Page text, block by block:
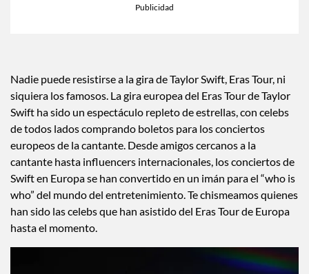
00:00Tiempo transcurrido: 0 segundos 00:39
Nadie puede resistirse a la gira de Taylor Swift, Eras Tour, ni
siquiera los famosos. La gira europea del Eras Tour de Taylor
Swift ha sido un espectáculo repleto de estrellas, con celebs
de todos lados comprando boletos para los conciertos
europeos de la cantante. Desde amigos cercanos a la
cantante hasta influencers internacionales, los conciertos de
Swift en Europa se han convertido en un imán para el “who is
who” del mundo del entretenimiento. Te chismeamos quienes
han sido las celebs que han asistido del Eras Tour de Europa